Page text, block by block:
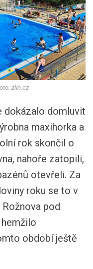
zlin.cz
dokázalo domluvit
maxihorka a
rok skončil o
nahoře zatopili,
otevřeli. Za
roku se to v
pod
období ještě